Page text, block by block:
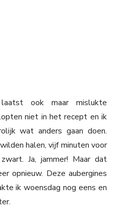
ook maar mislukte
niet in het recept en ik
wat anders gaan doen.
halen, vijf minuten voor
Ja, jammer! Maar dat
opnieuw. Deze aubergines
ik woensdag nog eens en